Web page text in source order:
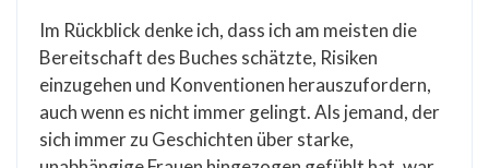
Im Rückblick denke ich, dass ich am meisten die
Bereitschaft des Buches schätzte, Risiken
einzugehen und Konventionen herauszufordern,
auch wenn es nicht immer gelingt. Als jemand, der
sich immer zu Geschichten über starke,